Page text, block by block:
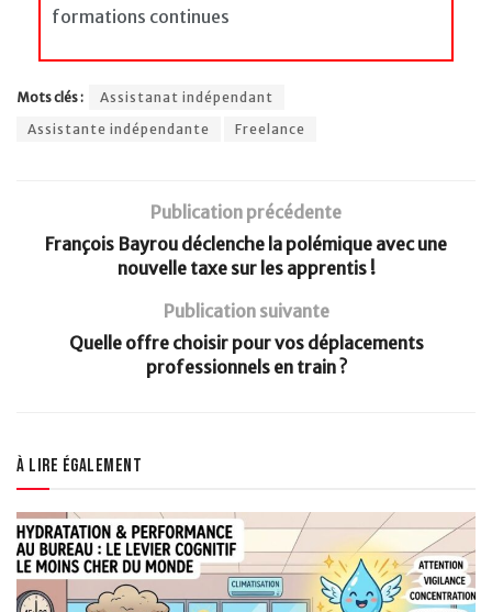
formations continues
Mots clés :
Assistanat indépendant
Assistante indépendante
Freelance
Publication précédente
François Bayrou déclenche la polémique avec une
nouvelle taxe sur les apprentis !
Publication suivante
Quelle offre choisir pour vos déplacements
professionnels en train ?
À lire également